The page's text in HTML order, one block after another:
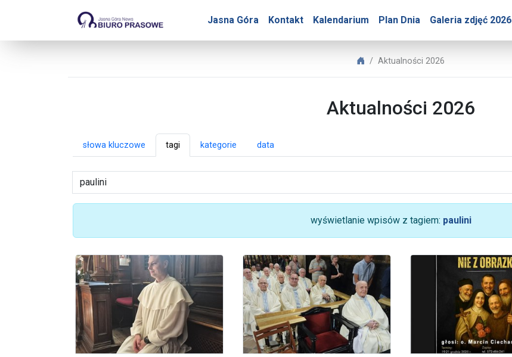
Jasna Góra Kontakt Kalendarium Plan Dnia Galeria zdjęć 2026
Biuro Prasowe Jasnej Góry – Aktualności 2026
Biuro Prasowe Jasnej Góry
Aktualności 2026
Aktualności 2026
słowa kluczowe tagi kategorie data
wyświetlanie wpisów z tagiem: paulini